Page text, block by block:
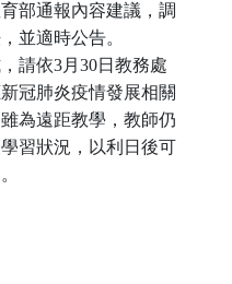
部通報內容建議，調
並適時公告。
請依3月30日教務處
冠肺炎疫情發展相關
為遠距教學，教師仍
習狀況，以利日後可